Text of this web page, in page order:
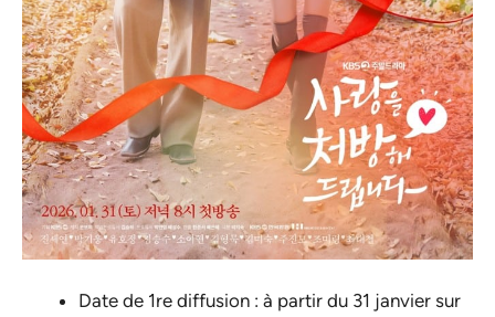
Date de 1re diffusion : à partir du 31 janvier sur